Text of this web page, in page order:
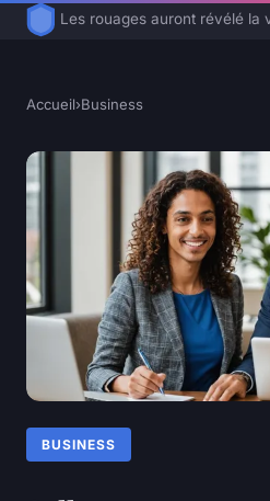
Les rouages auront révélé la
Accueil›Business
BUSINESS